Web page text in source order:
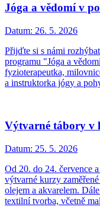
Jóga a vědomí v
Datum: 26. 5. 2026
Přijďte si s námi
programu "Jóga a
fyzioterapeutka,
a instruktorka jógy a
Výtvarné tábory v
Datum: 25. 5. 2026
Od 20. do 24. července
výtvarné kurzy
olejem a akvarelem.
textilní tvorba, včetně